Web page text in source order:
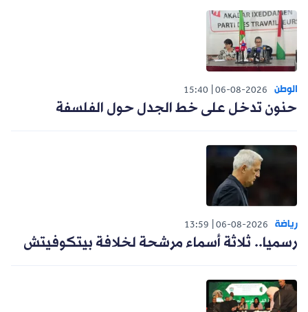
الوطن 06-08-2026
15:40
حنون تدخل على خط الجدل حول الفلسفة
رياضة 06-08-2026
13:59
رسميا.. ثلاثة أسماء مرشحة لخلافة بيتكوفيتش